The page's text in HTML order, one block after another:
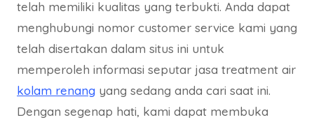
telah memiliki kualitas yang terbukti. Anda dapat
menghubungi nomor customer service kami yang
telah disertakan dalam situs ini untuk
memperoleh informasi seputar jasa treatment air
kolam renang yang sedang anda cari saat ini.
Dengan segenap hati, kami dapat membuka